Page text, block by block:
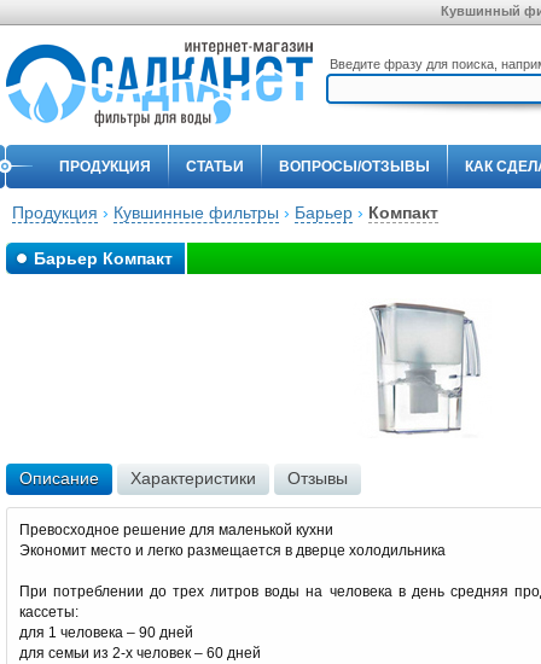
Кувшинный
Введите фразу для поиска,
ПРОДУКЦИЯ СТАТЬИ ВОПРОСЫ/ОТЗЫВЫ КАК
Продукция › Кувшинные фильтры › Барьер › Компакт
Барьер Компакт
Описание Характеристики Отзывы
Превосходное решение для маленькой кухни
Экономит место и легко размещается в дверце холодильника
При потреблении до трех литров воды на человека в день средняя
кассеты:
для 1 человека – 90 дней
для семьи из 2-х человек – 60 дней